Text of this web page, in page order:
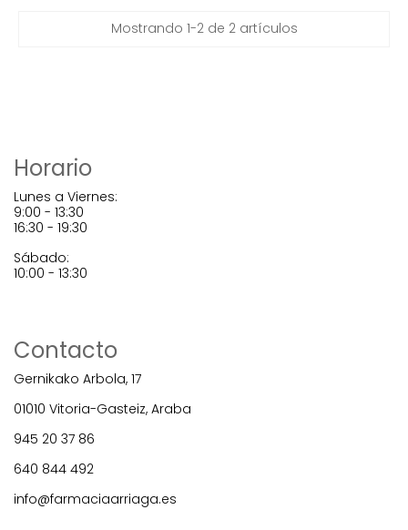
Mostrando 1-2 de 2 artículos
Horario
Lunes a Viernes:
9:00 - 13:30
16:30 - 19:30
Sábado:
10:00 - 13:30
Contacto
Gernikako Arbola, 17
01010 Vitoria-Gasteiz, Araba
945 20 37 86
640 844 492
info@farmaciaarriaga.es